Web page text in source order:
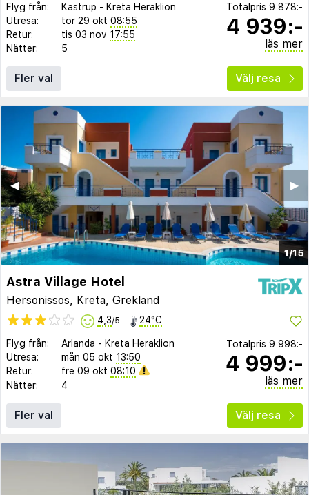
Flyg från: Kastrup - Kreta Heraklion
Utresa:
tor 29 okt 08:55
Retur:
tis 03 nov 17:55
Nätter:
5
Totalpris 9 878:-
4 939:-
läs mer
Fler val Välj resa
1/15
▶︎
◀︎
Astra Village Hotel
Hersonissos, Kreta, Grekland
4,3/5 24°C
Flyg från: Arlanda - Kreta Heraklion
Utresa:
mån 05 okt 13:50
Retur:
fre 09 okt 08:10
Nätter:
4
Totalpris 9 998:-
4 999:-
läs mer
Fler val Välj resa